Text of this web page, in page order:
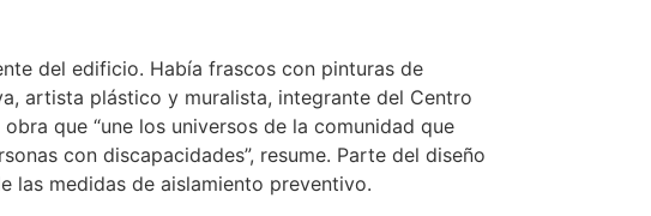
del edificio. Había frascos con pinturas de
artista plástico y muralista, integrante del Centro
que “une los universos de la comunidad que
con discapacidades”, resume. Parte del diseño
las medidas de aislamiento preventivo.